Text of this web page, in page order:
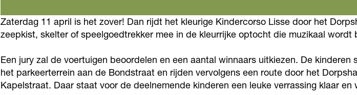
e
r
o
r
s
d
e
r
c
o
d
e
r
c
o
Zaterdag 11 april is het zover! Dan rijdt het kleurige Kindercorso Lisse door het
zeepkist, skelter of speelgoedtrekker mee in de kleurrijke optocht die muzikaal wordt
Een jury zal de voertuigen beoordelen en een aantal winnaars uitkiezen. De
het parkeerterrein aan de Bondstraat en rijden vervolgens een route door het
Kapelstraat. Daar staat voor de deelnemende kinderen een leuke verrassing klaar